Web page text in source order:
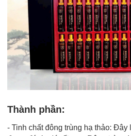
Thành phần:
- Tinh chất đông trùng hạ thảo: